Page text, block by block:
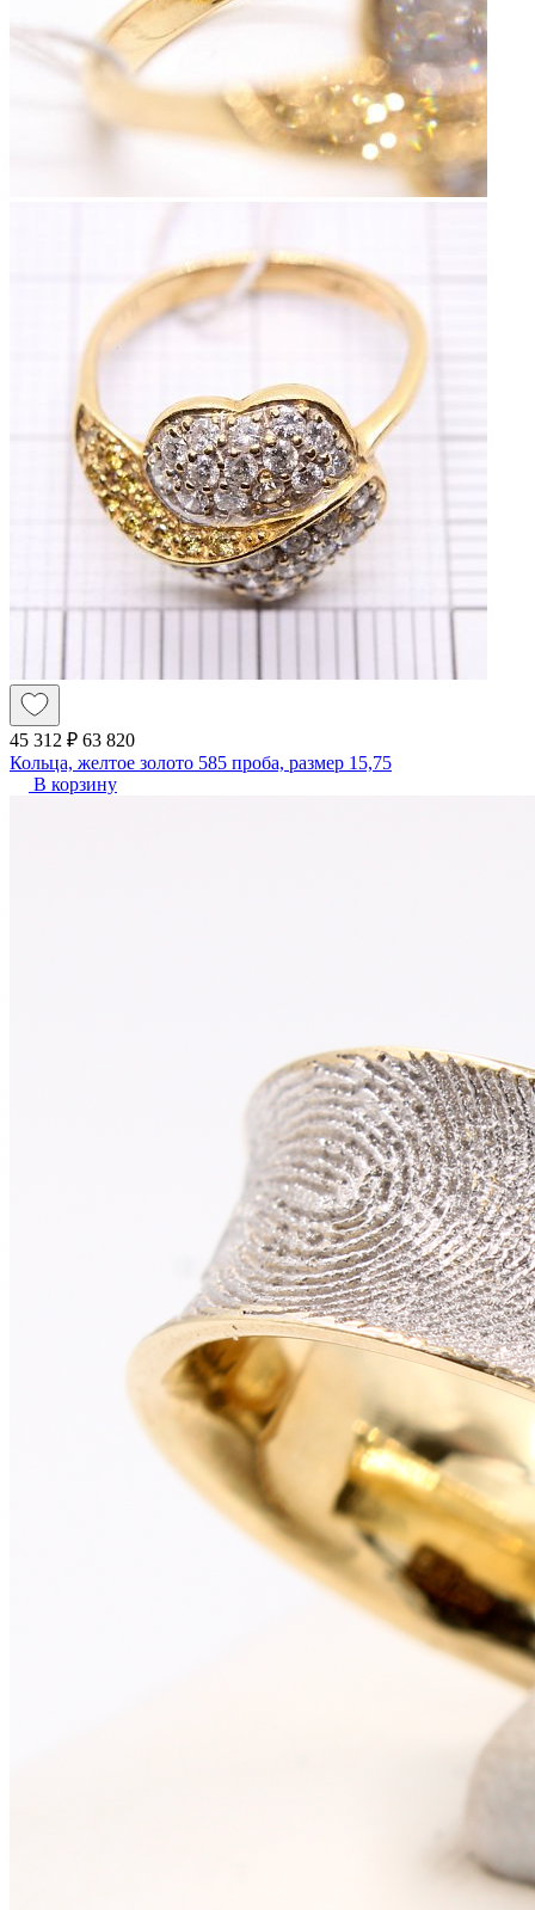
45 312 ₽ 63 820
Кольца, желтое золото 585 проба, размер 15,75
В корзину